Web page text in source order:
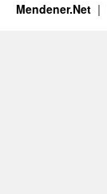
Mendener.Net